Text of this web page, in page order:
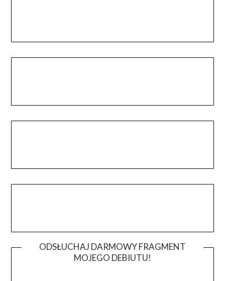
ODSŁUCHAJ DARMOWY FRAGMENT
MOJEGO DEBIUTU!